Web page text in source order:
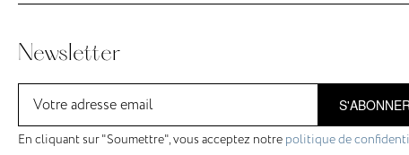
Newsletter
S'ABONNER
En cliquant sur "Soumettre", vous acceptez notre politique de